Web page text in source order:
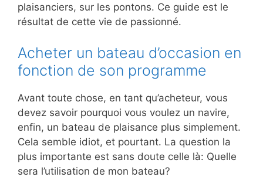
plaisanciers, sur les pontons. Ce guide est le
résultat de cette vie de passionné.
Acheter un bateau d’occasion en
fonction de son programme
Avant toute chose, en tant qu’acheteur, vous
devez savoir pourquoi vous voulez un navire,
enfin, un bateau de plaisance plus simplement.
Cela semble idiot, et pourtant. La question la
plus importante est sans doute celle là: Quelle
sera l’utilisation de mon bateau?